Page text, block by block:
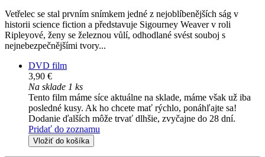
Vetřelec se stal prvním snímkem jedné z nejoblíbenějších ság v
historii science fiction a představuje Sigourney Weaver v roli
Ripleyové, ženy se železnou vůlí, odhodlané svést souboj s
nejnebezpečnějšími tvory...
DVD film
3,90 €
Na sklade 1 ks
Tento film máme síce aktuálne na sklade, máme však už iba
posledné kusy. Ak ho chcete mať rýchlo, ponáhľajte sa!
Dodanie ďalších môže trvať dlhšie, zvyčajne do 28 dní.
Pridať do zoznamu
Vložiť do košíka